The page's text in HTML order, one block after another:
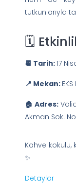
tutkunlarıyla
🗓️
📆 Tarih:17
📍 Mekan:
🏠 Adres:
Akman Sok.
Kahve kokulu,
✨
Detaylar